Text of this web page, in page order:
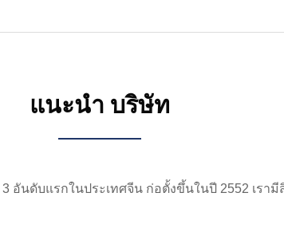
แนะนำ บริษัท
อันดับแรกในประเทศจีน ก่อตั้งขึ้นในปี 2552 เรา